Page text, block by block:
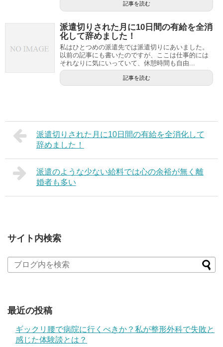
記事を読む
派遣切りされた月に10日間の有給を全消
化して辞めました！
私はひとつめの派遣先では派遣切りにあいました。
以前の記事にも書いたのですが、ここは仕事的には
それなりに気にいっていて、休憩時間も自由...
記事を読む
派遣切りされた月に10日間の有給を全消化して
辞めました！
派遣のような少ない給料では心の余裕が無く離
婚者も多い
サイト内検索
最近の投稿
ギックリ腰で病院に行くべきか？私が整形外科で失敗と
感じた体験談とは？